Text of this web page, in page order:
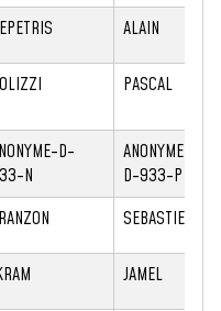
ALAIN
PASCAL
D-
N
ANONYME-
D-933-P
SEBASTIEN
JAMEL